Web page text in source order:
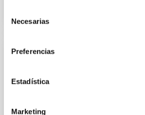
Necesarias
Preferencias
Estadística
Marketing
Observing the polarized
I will review the status of the
the aim of characterising the